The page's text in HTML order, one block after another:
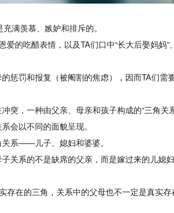
满羡慕、嫉妒和排斥的。
的吃醋表情，以及TA们口中“长大后娶妈妈”
惩罚和报复（被阉割的焦虑），因而TA们需
突，一种由父亲、母亲和孩子构成的“三角关系
会以不同的面貌呈现。
系——儿子、媳妇和婆婆。
关系的不是缺席的父亲，而是嫁过来的儿媳
存在的三角，关系中的父母也不一定是真实